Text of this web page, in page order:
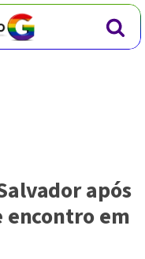
após
em